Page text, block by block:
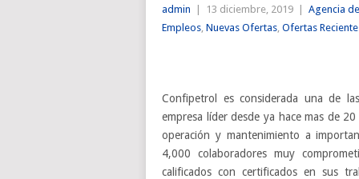
admin 13 diciembre, 2019 Agencia
Empleos, Nuevas Ofertas, Ofertas
Confipetrol es considerada una de
empresa líder desde ya hace mas de
operación y mantenimiento a
4,000 colaboradores muy
calificados con certificados en sus